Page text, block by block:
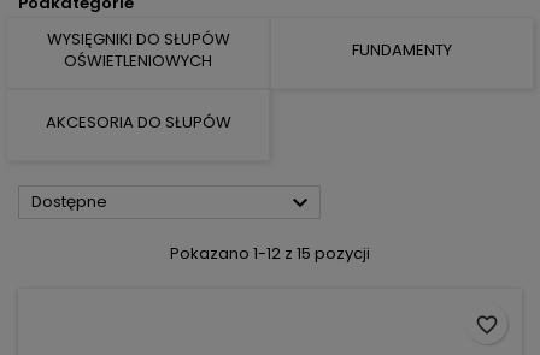
WYSIĘGNIKI DO SŁUPÓW
OŚWIETLENIOWYCH
FUNDAMENTY
AKCESORIA DO SŁUPÓW
Dostępne 
Pokazano 1-12 z 15 pozycji
favorite_border